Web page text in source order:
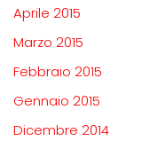
Aprile 2015
Marzo 2015
Febbraio 2015
Gennaio 2015
Dicembre 2014